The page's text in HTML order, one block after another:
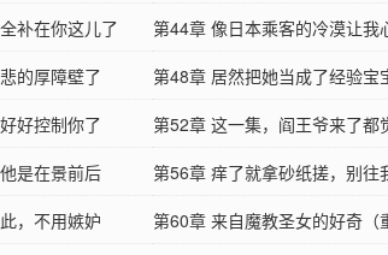
补在你这儿了
第44章 像日本乘客的冷漠让我
的厚障壁了
第48章 居然把她当成了经验宝
好控制你了
第52章 这一集，阎王爷来了都
是在景前后
第56章 痒了就拿砂纸搓，别往
，不用嫉妒
第60章 来自魔教圣女的好奇（